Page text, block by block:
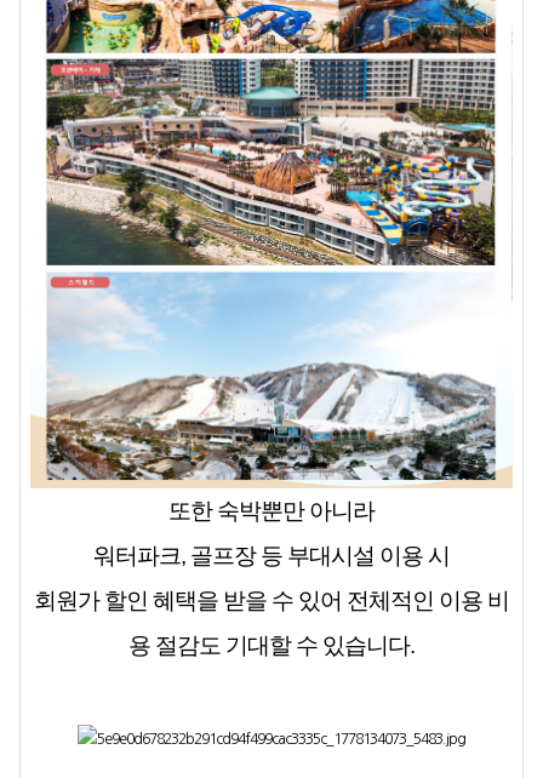
또한 숙박뿐만 아니라
워터파크, 골프장 등 부대시설 이용 시
회원가 할인 혜택을 받을 수 있어 전체적인 이용 비
용 절감도 기대할 수 있습니다.